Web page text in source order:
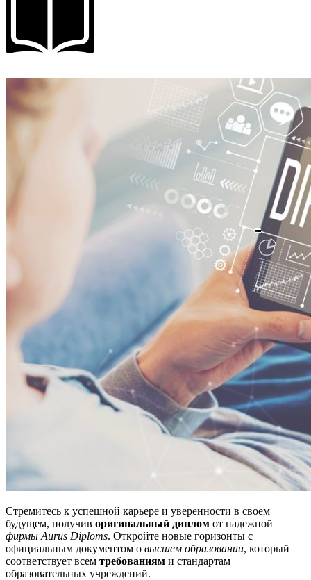
Стремитесь к успешной карьере и уверенности в своем
будущем, получив оригинальный диплом от надежной
фирмы Aurus Diploms. Откройте новые горизонты с
официальным документом о высшем образовании, который
соответствует всем требованиям и стандартам
образовательных учреждений.